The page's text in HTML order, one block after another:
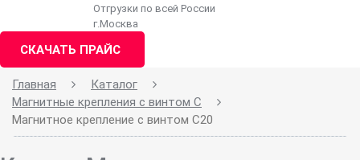
Отгрузки по всей России
г.Москва
СКАЧАТЬ ПРАЙС
Главная
Каталог
Магнитные крепления с винтом С
Магнитное крепление с винтом C20